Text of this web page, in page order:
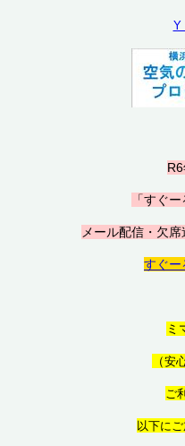
Y
「すぐ
メール配信・欠席
すぐー
ミ
（安
ご
以下にご